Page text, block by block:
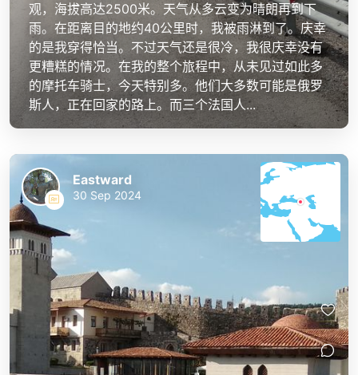
观，海拔高达2500米。天气从多云变为晴朗再到下
雨。在距离目的地约40公里时，我被雨淋到了。庆幸
的是我穿得恰当。不过天气还是很冷，我很庆幸没有
更糟糕的情况。在我的整个旅程中，从未见过如此多
的摩托车骑士，今天特别多。他们大多数可能是俄罗
斯人，正在回家的路上。而三个法国人...
Eastward
30 Sep 2024